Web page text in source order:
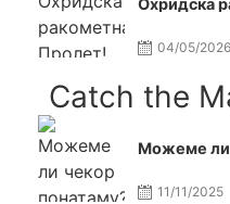
Охридска
04/05/2026
Catch the
Можеме ли
11/11/2025